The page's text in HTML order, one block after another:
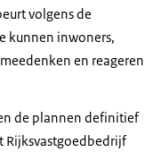
volgens de
kunnen inwoners,
en reageren
de plannen definitief
Rijksvastgoedbedrijf